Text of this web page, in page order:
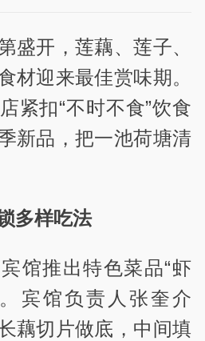
盛开，莲藕、莲子、
材迎来最佳赏味期。
紧扣“不时不食”饮食
新品，把一池荷塘清
多样吃法
馆推出特色菜品“虾
宾馆负责人张奎介
藕切片做底，中间填